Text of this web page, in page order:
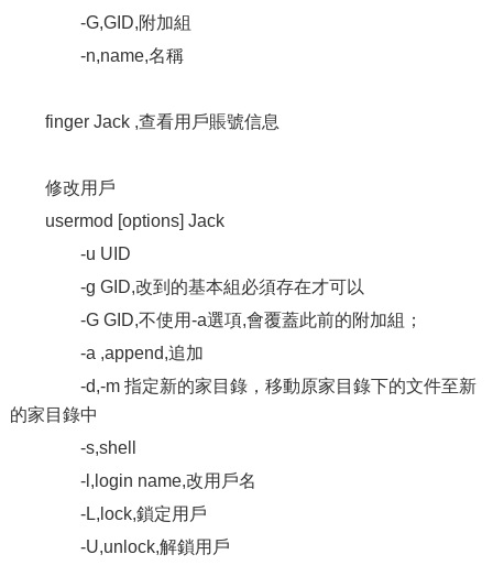
-G,GID,附加組
-n,name,名稱
finger Jack ,查看用戶賬號信息
修改用戶
usermod [options] Jack
-u UID
-g GID,改到的基本組必須存在才可以
-G GID,不使用-a選項,會覆蓋此前的附加組；
-a ,append,追加
-d,-m 指定新的家目錄，移動原家目錄下的文件至新
的家目錄中
-s,shell
-l,login name,改用戶名
-L,lock,鎖定用戶
-U,unlock,解鎖用戶